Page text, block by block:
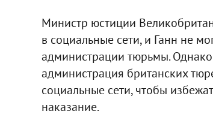
Министр юстиции
в социальные сети, и Ганн не
администрации тюрьмы.
администрация британских
социальные сети, чтобы
наказание.